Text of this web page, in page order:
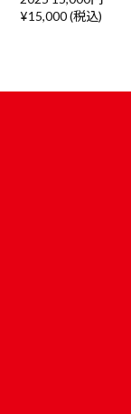
¥15,000 (税込)